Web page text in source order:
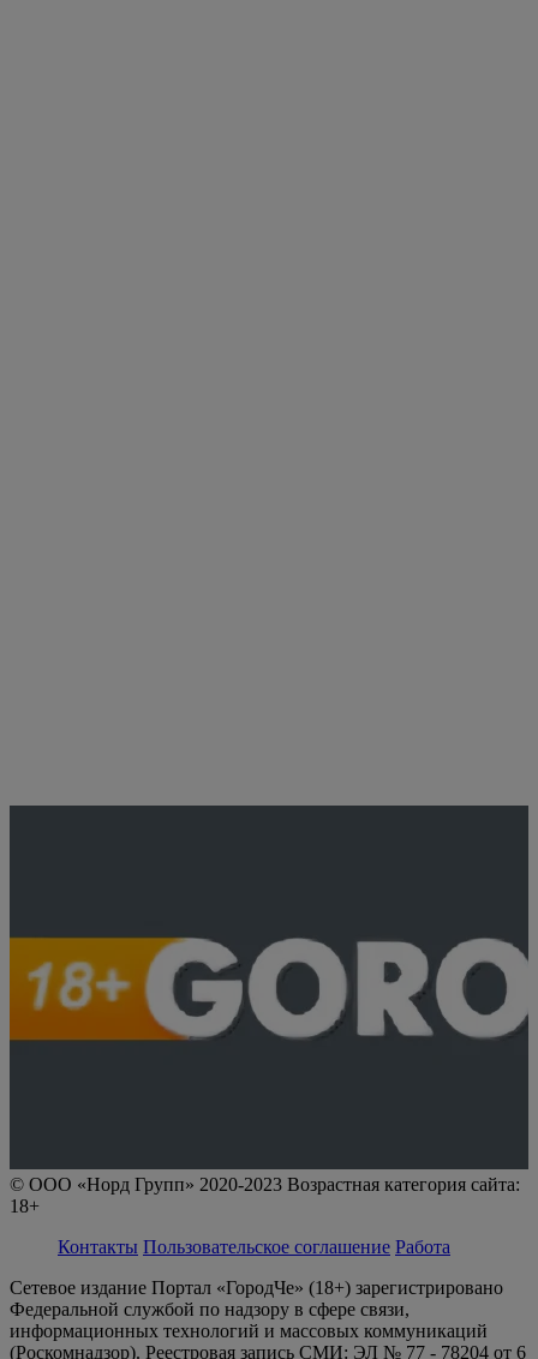
© ООО «Норд Групп» 2020-2023 Возрастная категория сайта:
18+
Контакты Пользовательское соглашение Работа
Сетевое издание Портал «ГородЧе» (18+) зарегистрировано
Федеральной службой по надзору в сфере связи,
информационных технологий и массовых коммуникаций
(Роскомнадзор). Реестровая запись СМИ: ЭЛ № 77 - 78204 от 6